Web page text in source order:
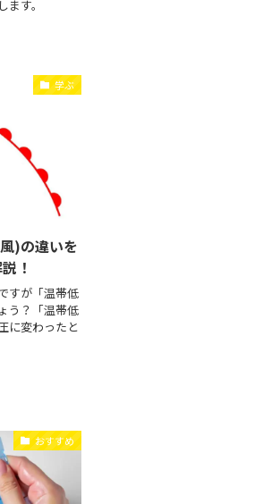
す。
学ぶ
)の違いを
！
すが「温帯低
う？「温帯低
に変わったと
おすすめ